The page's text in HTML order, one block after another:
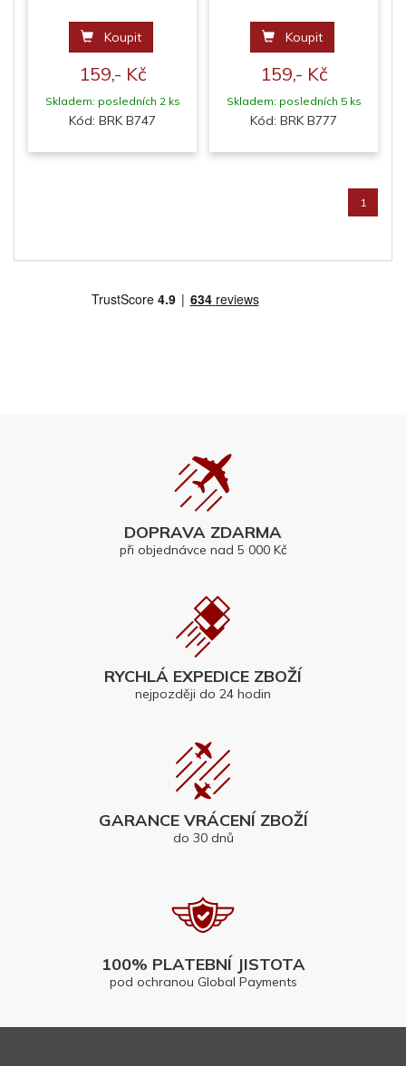
Koupit
159,- Kč
Skladem: posledních 2 ks
Kód: BRK B747
Koupit
159,- Kč
Skladem: posledních 5 ks
Kód: BRK B777
1
DOPRAVA ZDARMA
při objednávce nad 5 000 Kč
RYCHLÁ EXPEDICE ZBOŽÍ
nejpozději do 24 hodin
GARANCE VRÁCENÍ ZBOŽÍ
do 30 dnů
100% PLATEBNÍ JISTOTA
pod ochranou Global Payments